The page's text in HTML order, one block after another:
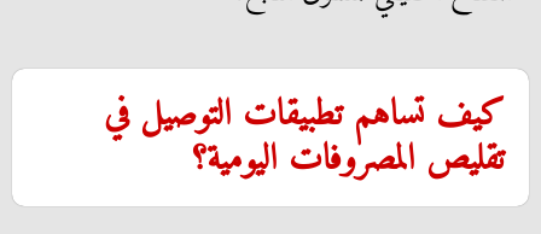
​كيف تساهم تطبيقات التوصيل في
تقليص المصروفات اليومية؟